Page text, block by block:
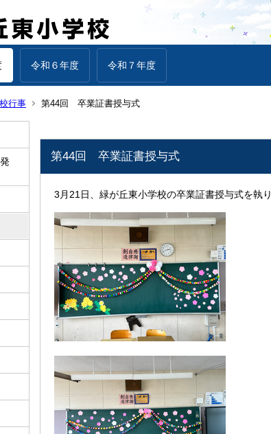
令和６年度 令和７年度
行事 第44回 卒業証書授与式
第44回 卒業証書授与式
3月21日、緑が丘東小学校の卒業証書授与式を執り